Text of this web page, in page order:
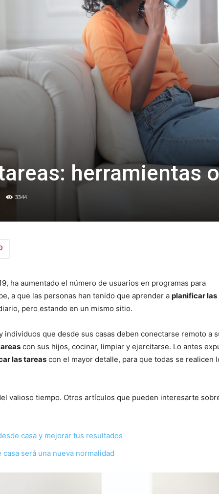
herramientas
3344
ha aumentado el número de usuarios en programas para
a que las personas han tenido que aprender a planificar las
pero estando en un mismo sitio.
individuos que desde sus casas deben conectarse remoto a
con sus hijos, cocinar, limpiar y ejercitarse. Lo antes
las tareas con el mayor detalle, para que todas se realicen
valioso tiempo. Otros artículos que pueden interesarte
casa y mejorar tus resultados
será una nueva normalidad